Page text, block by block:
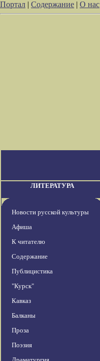
Портал | Содержание | О нас
ЛИТЕРАТУРА
Новости русской культуры
Афиша
К читателю
Содержание
Публицистика
"Курск"
Кавказ
Балканы
Проза
Поэзия